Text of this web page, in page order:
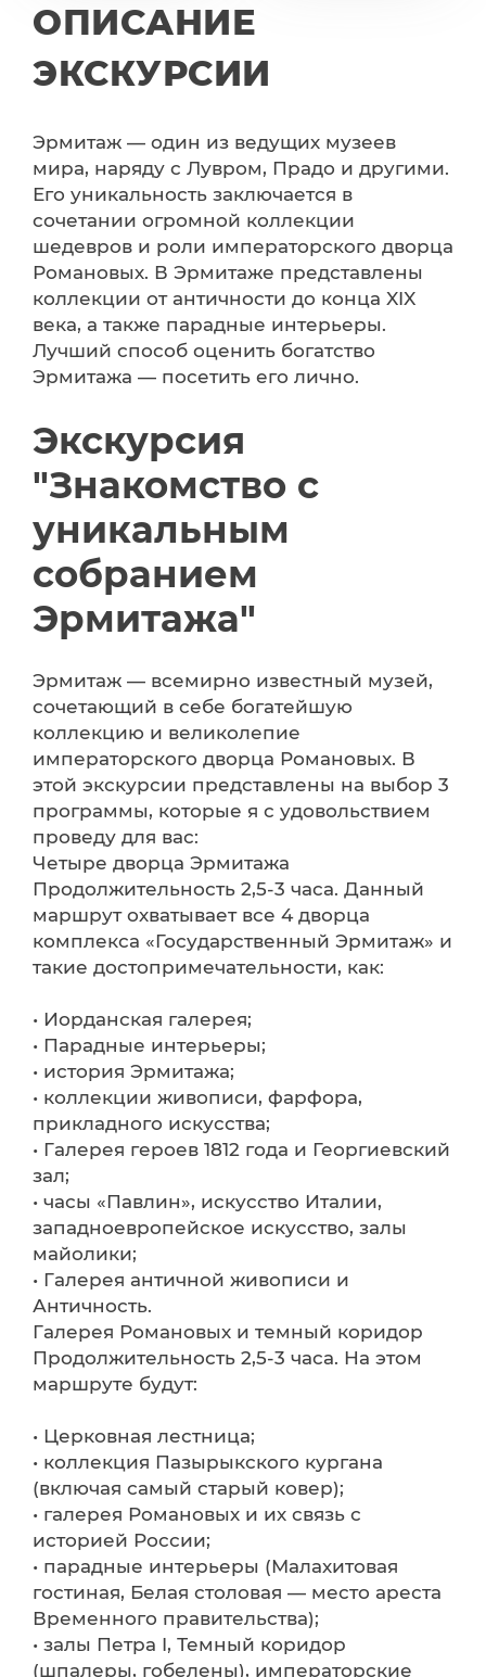
ОПИСАНИЕ
ЭКСКУРСИИ
Эрмитаж — один из ведущих музеев
мира, наряду с Лувром, Прадо и другими.
Его уникальность заключается в
сочетании огромной коллекции
шедевров и роли императорского дворца
Романовых. В Эрмитаже представлены
коллекции от античности до конца XIX
века, а также парадные интерьеры.
Лучший способ оценить богатство
Эрмитажа — посетить его лично.
Экскурсия
"Знакомство с
уникальным
собранием
Эрмитажа"
Эрмитаж — всемирно известный музей,
сочетающий в себе богатейшую
коллекцию и великолепие
императорского дворца Романовых. В
этой экскурсии представлены на выбор 3
программы, которые я с удовольствием
проведу для вас:
Четыре дворца Эрмитажа
Продолжительность 2,5-3 часа. Данный
маршрут охватывает все 4 дворца
комплекса «Государственный Эрмитаж» и
такие достопримечательности, как:
• Иорданская галерея;
• Парадные интерьеры;
• история Эрмитажа;
• коллекции живописи, фарфора,
прикладного искусства;
• Галерея героев 1812 года и Георгиевский
зал;
• часы «Павлин», искусство Италии,
западноевропейское искусство, залы
майолики;
• Галерея античной живописи и
Античность.
Галерея Романовых и темный коридор
Продолжительность 2,5-3 часа. На этом
маршруте будут:
• Церковная лестница;
• коллекция Пазырыкского кургана
(включая самый старый ковер);
• галерея Романовых и их связь с
историей России;
• парадные интерьеры (Малахитовая
гостиная, Белая столовая — место ареста
Временного правительства);
• залы Петра I, Темный коридор
(шпалеры, гобелены), императорские